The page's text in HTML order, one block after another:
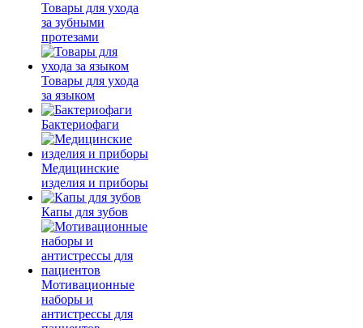
Товары для ухода
за зубными
протезами
Товары для ухода
за языком
Бактериофаги
Медицинские
изделия и приборы
Капы для зубов
Мотивационные
наборы и
антистрессы для